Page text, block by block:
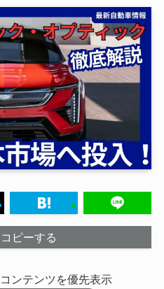
ピーする
ンテンツを優先表示